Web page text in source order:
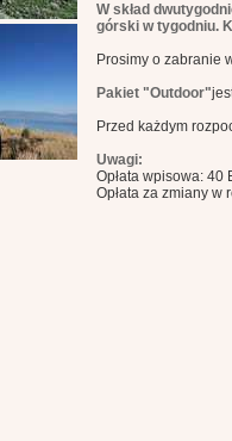
W skład
górski w tygodniu.
Prosimy o zabranie
Pakiet "Outdoor"
Przed każdym
Uwagi:
Opłata wpisowa: 40
Opłata za zmiany w